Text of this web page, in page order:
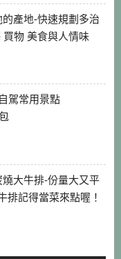
產地-快速規劃多治
買物 美食與人情味
駕常用景點
大牛排-份量大又平
排記得當菜來點喔！